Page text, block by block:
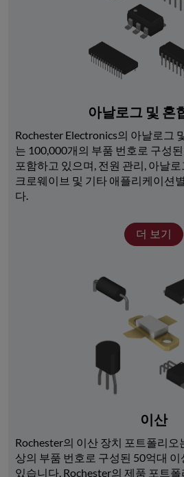
아날로그 및 혼
Rochester Electronics의 아날로그
는 100,000개의 부품 번호로 구성
포함하고 있으며, 전원 관리, 아날
크로웨이브 및 기타 애플리케이션
다.
더 보기
이산
Rochester의 이산 장치 포트폴리오
상의 부품 번호로 구성된 50억대
있습니다. Rochester의 제품 포트